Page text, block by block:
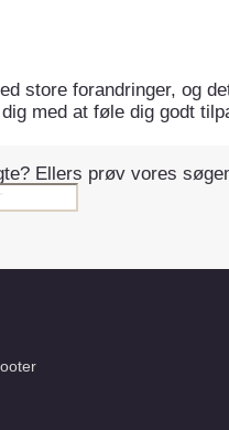
store forandringer, og
med at føle dig godt
Ellers prøv vores